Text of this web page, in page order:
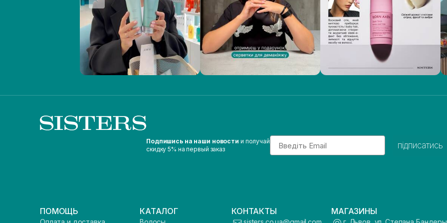
Подпишись на наши новости и получай
скидку 5% на первый заказ
Email
підписатись
ПОМОЩЬ КАТАЛОГ КОНТАКТЫ МАГАЗИНЫ